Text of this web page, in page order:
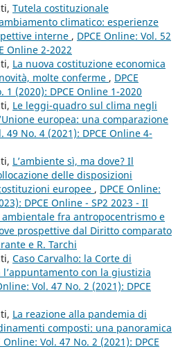
Tutela costituzionale
climatico: esperienze
interne , DPCE Online: Vol. 52
Online 2-2022
La nuova costituzione economica
molte conferme , DPCE
1 (2020): DPCE Online 1-2020
Le leggi-quadro sul clima negli
europea: una comparazione
49 No. 4 (2021): DPCE Online 4-
L’ambiente sì, ma dove? Il
delle disposizioni
europee , DPCE Online:
DPCE Online - SP2 2023 - Il
fra antropocentrismo e
prospettive dal Diritto comparato
e R. Tarchi
Caso Carvalho: la Corte di
con la giustizia
Vol. 47 No. 2 (2021): DPCE
La reazione alla pandemia di
composti: una panoramica
Online: Vol. 47 No. 2 (2021): DPCE